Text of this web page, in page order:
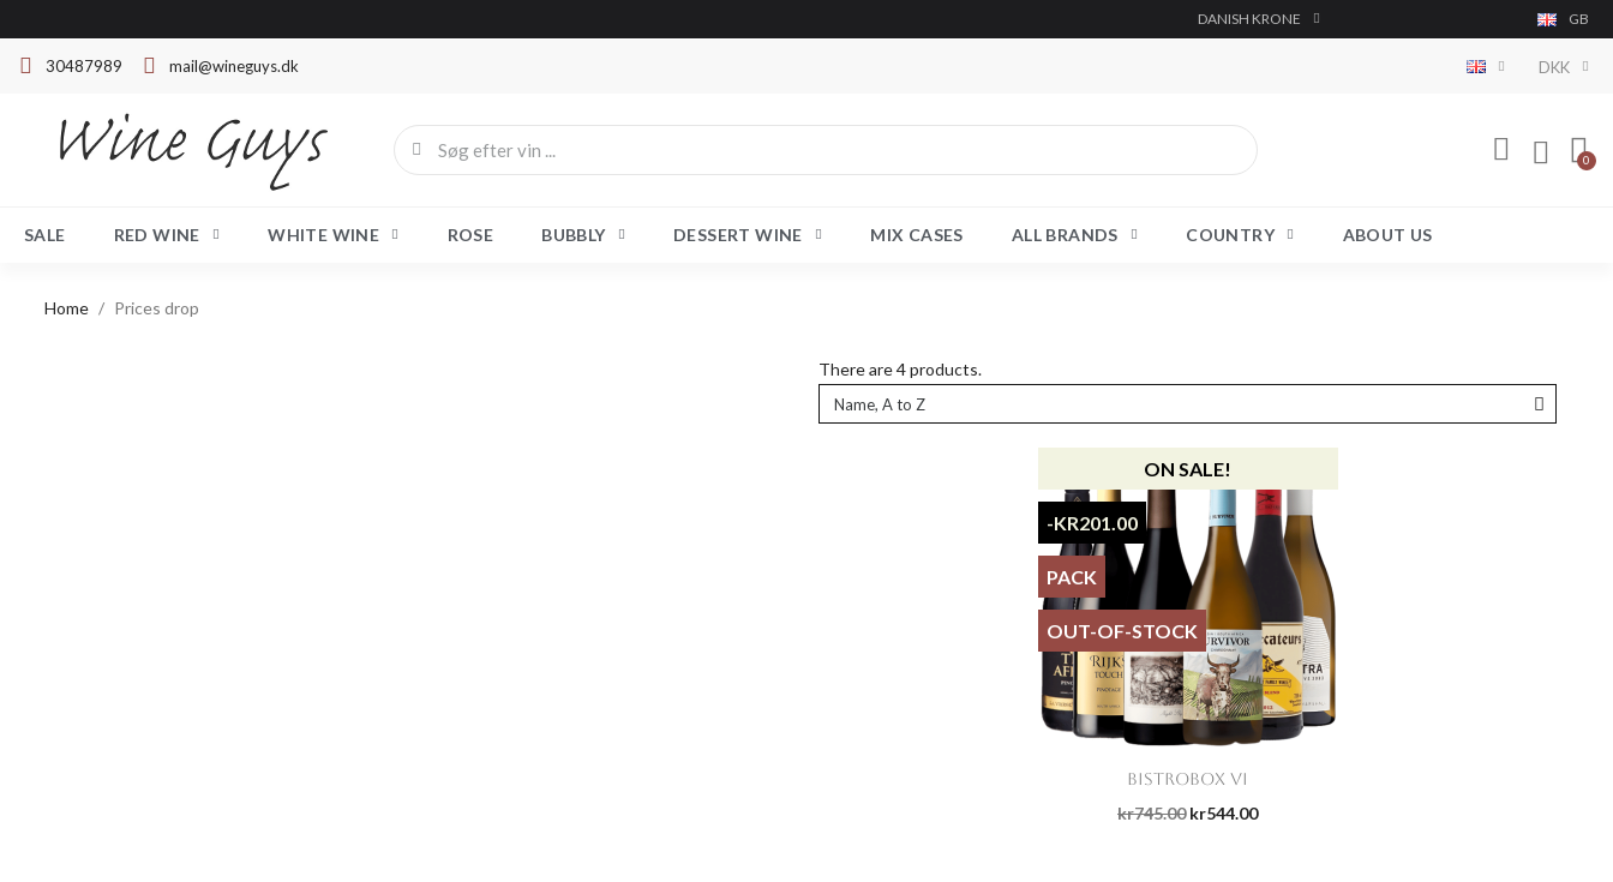
DANISH KRONE GB
30487989 mail@wineguys.dk DKK
SALE RED WINE WHITE WINE ROSE BUBBLY DESSERT WINE MIX CASES ALL BRANDS COUNTRY ABOUT US
Home Prices drop
There are 4 products.
 Quick view
BISTROBOX VI
kr745.00 kr544.00
ON SALE!
-KR201.00
PACK
OUT-OF-STOCK